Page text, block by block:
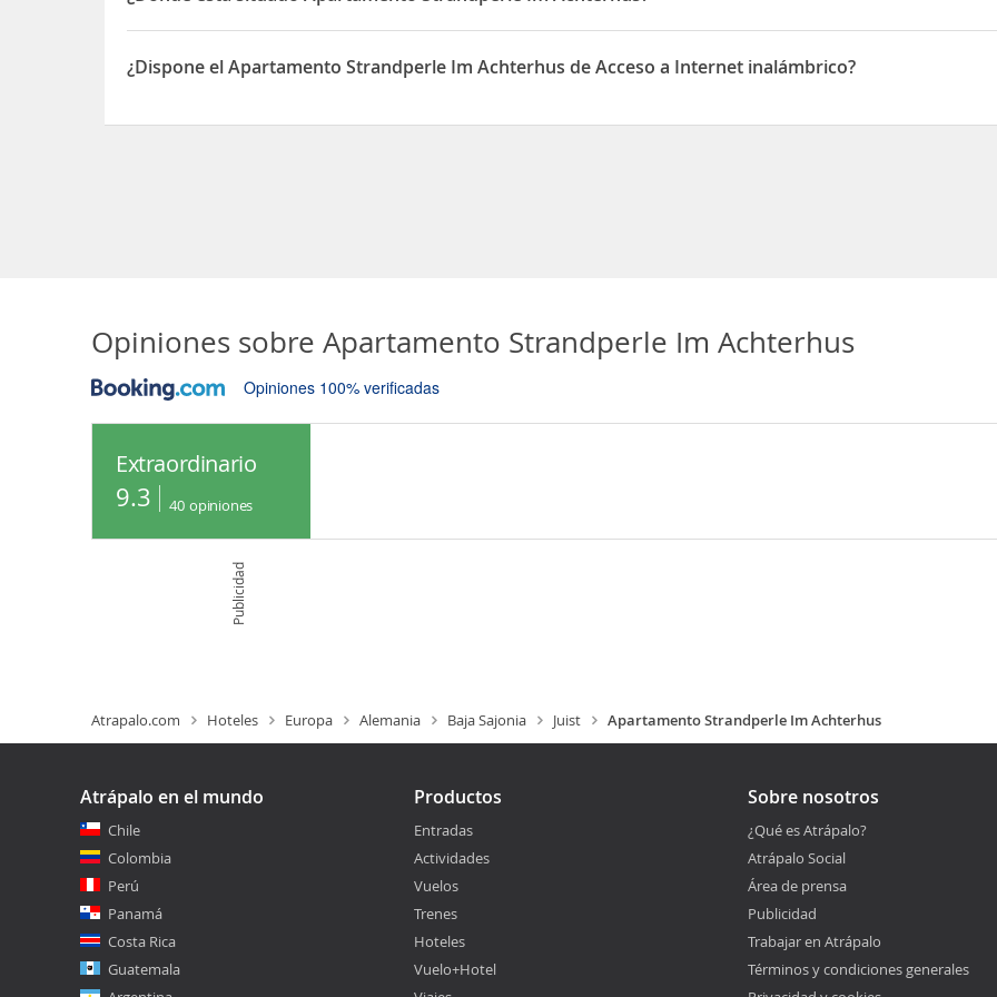
El Apartamento Strandperle Im Achterhus está situado en Gräfin-Theda-Straße 9 Wohnung 4
¿Dispone el Apartamento Strandperle Im Achterhus de Acceso a Internet inalámbrico?
Opiniones sobre Apartamento Strandperle Im Achterhus
Opiniones 100% verificadas
Extraordinario
9.3 40 opiniones
Publicidad
Atrapalo.com Hoteles Europa Alemania Baja Sajonia Juist Apartamento Strandperle Im Achterhus
Atrápalo en el mundo
Chile
Colombia
Perú
Panamá
Costa Rica
Guatemala
Productos
Entradas
Actividades
Vuelos
Trenes
Hoteles
Vuelo+Hotel
Sobre nosotros
¿Qué es Atrápalo?
Atrápalo Social
Área de prensa
Publicidad
Trabajar en Atrápalo
Términos y condiciones generales